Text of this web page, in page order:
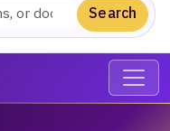
Search